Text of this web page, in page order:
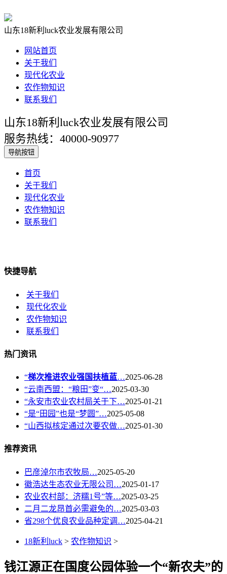
山东18新利luck农业发展有限公司
网站首页
关于我们
现代化农业
农作物知识
联系我们
山东18新利luck农业发展有限公司
服务热线：40000-90977
导航按钮
首页
关于我们
现代化农业
农作物知识
联系我们
快捷导航
关于我们
现代化农业
农作物知识
联系我们
热门资讯
“梯次推进农业强国扶植蓝…2025-06-28
“云南西盟：“粮田”变“…2025-03-30
“永安市农业农村局关于下…2025-01-21
“是“田园”也是“梦圆”…2025-05-08
“山西拟核定通过次要农做…2025-01-30
推荐资讯
巴彦淖尔市农牧局…2025-05-20
徽浩达生态农业无限公司…2025-01-17
农业农村部：济糯1号”等…2025-03-25
二月二龙昂首必需避免的…2025-03-03
省298个优良农业品种定调…2025-04-21
18新利luck > 农作物知识 >
钱江源正在国度公园体验一个“新农夫”的